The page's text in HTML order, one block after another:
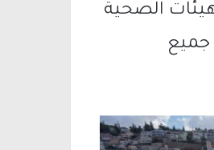
بالتعاون مع الهيئات الصحية
جميع